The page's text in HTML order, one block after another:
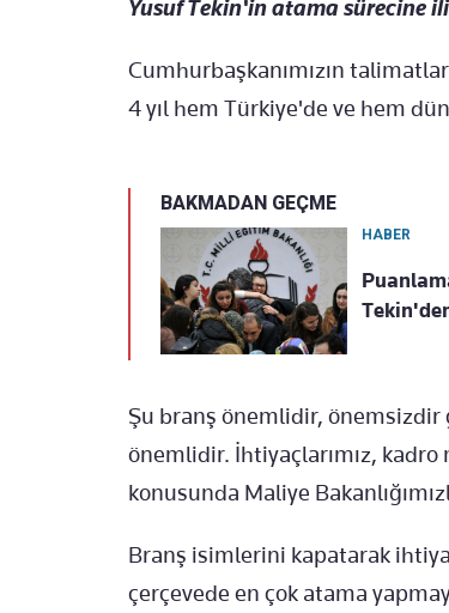
Yusuf Tekin'in atama sürecine
Cumhurbaşkanımızın
4 yıl hem Türkiye'de ve hem
BAKMADAN GEÇME
HABER
Şu branş önemlidir, önemsizdir
önemlidir. İhtiyaçlarımız,
konusunda Maliye
Branş isimlerini kapatarak
çerçevede en çok atama